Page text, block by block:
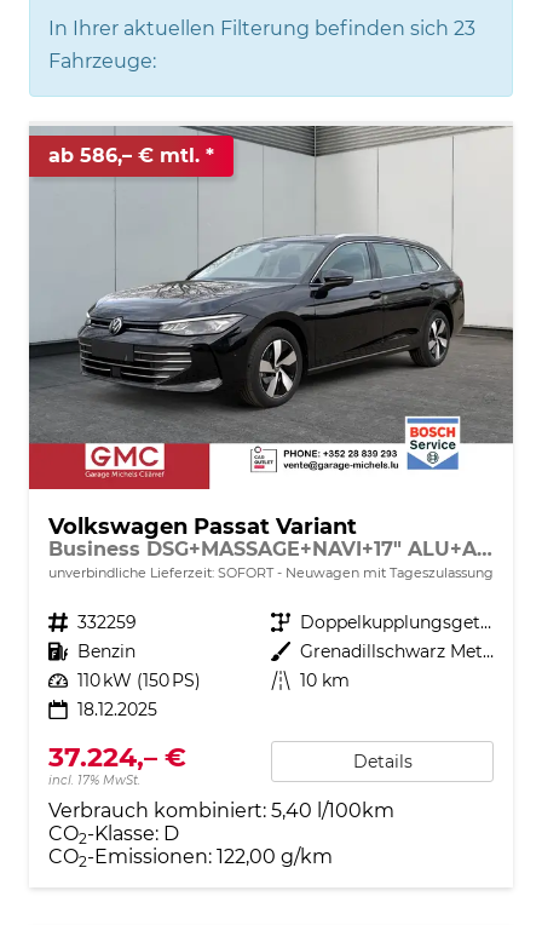
In Ihrer aktuellen Filterung befinden sich 23
Fahrzeuge:
ab 586,– € mtl.
Volkswagen Passat Variant
Business DSG+MASSAGE+NAVI+17" ALU+ACC+KAMERA+LED
unverbindliche Lieferzeit: SOFORT Neuwagen mit Tageszulassung
Fahrzeugnr. 332259 Getriebe
Doppelkupplungsgetriebe (DSG)
Kraftstoff Benzin Außenfarbe
Grenadillschwarz Metallic
Leistung 110 kW (150 PS) Kilometerstand 10 km
18.12.2025
37.224,– €
incl. 17% MwSt.
Details
Verbrauch kombiniert: 5,40 l/100km
CO2-Klasse: D
CO2-Emissionen: 122,00 g/km